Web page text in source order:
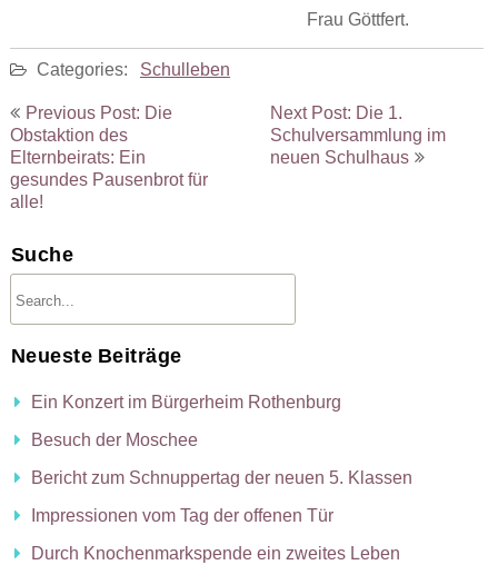
Frau Göttfert.
Categories: Schulleben
Beitragsnavigation
Previous Post: Die
Obstaktion des
Elternbeirats: Ein
gesundes Pausenbrot für
alle!
Next Post: Die 1.
Schulversammlung im
neuen Schulhaus
Suche
Neueste Beiträge
Ein Konzert im Bürgerheim Rothenburg
Besuch der Moschee
Bericht zum Schnuppertag der neuen 5. Klassen
Impressionen vom Tag der offenen Tür
Durch Knochenmarkspende ein zweites Leben